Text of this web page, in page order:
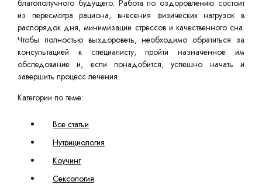
благополучного будущего. Работа по оздоровлению состоит
из пересмотра рациона, внесения физических нагрузок в
распорядок дня, минимизации стрессов и качественного сна.
Чтобы полностью выздороветь, необходимо обратиться за
консультацией к специалисту, пройти назначенное им
обследование и, если понадобится, успешно начать и
завершить процесс лечения.
Категории по теме:
Все статьи
Нутрициология
Коучинг
Сексология